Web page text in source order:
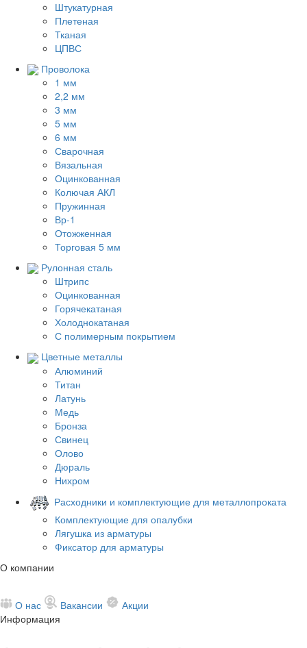
Штукатурная
Плетеная
Тканая
ЦПВС
Проволока
1 мм
2,2 мм
3 мм
5 мм
6 мм
Сварочная
Вязальная
Оцинкованная
Колючая АКЛ
Пружинная
Вр-1
Отожженная
Торговая 5 мм
Рулонная сталь
Штрипс
Оцинкованная
Горячекатаная
Холоднокатаная
С полимерным покрытием
Цветные металлы
Алюминий
Титан
Латунь
Медь
Бронза
Свинец
Олово
Дюраль
Нихром
Расходники и комплектующие для металлопроката
Комплектующие для опалубки
Лягушка из арматуры
Фиксатор для арматуры
О компании
О нас Вакансии
Акции
Информация